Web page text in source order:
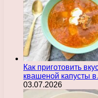
Как приготовить
квашеной капусты
03.07.2026